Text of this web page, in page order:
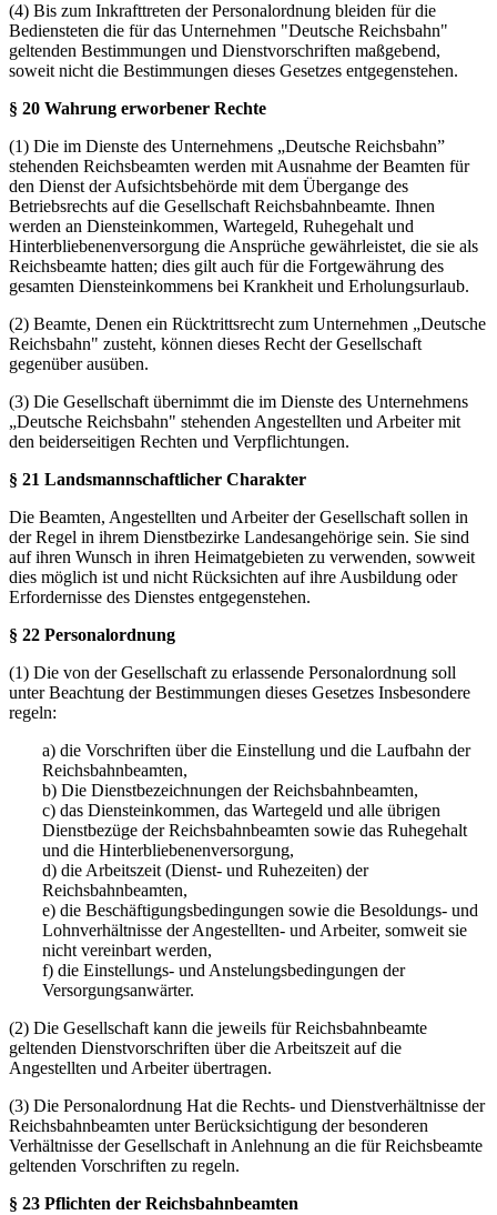
(4) Bis zum Inkrafttreten der Personalordnung bleiden für die
Bediensteten die für das Unternehmen "Deutsche Reichsbahn"
geltenden Bestimmungen und Dienstvorschriften maßgebend,
soweit nicht die Bestimmungen dieses Gesetzes entgegenstehen.
§ 20 Wahrung erworbener Rechte
(1) Die im Dienste des Unternehmens „Deutsche Reichsbahn”
stehenden Reichsbeamten werden mit Ausnahme der Beamten für
den Dienst der Aufsichtsbehörde mit dem Übergange des
Betriebsrechts auf die Gesellschaft Reichsbahnbeamte. Ihnen
werden an Diensteinkommen, Wartegeld, Ruhegehalt und
Hinterbliebenenversorgung die Ansprüche gewährleistet, die sie als
Reichsbeamte hatten; dies gilt auch für die Fortgewährung des
gesamten Diensteinkommens bei Krankheit und Erholungsurlaub.
(2) Beamte, Denen ein Rücktrittsrecht zum Unternehmen „Deutsche
Reichsbahn" zusteht, können dieses Recht der Gesellschaft
gegenüber ausüben.
(3) Die Gesellschaft übernimmt die im Dienste des Unternehmens
„Deutsche Reichsbahn" stehenden Angestellten und Arbeiter mit
den beiderseitigen Rechten und Verpflichtungen.
§ 21 Landsmannschaftlicher Charakter
Die Beamten, Angestellten und Arbeiter der Gesellschaft sollen in
der Regel in ihrem Dienstbezirke Landesangehörige sein. Sie sind
auf ihren Wunsch in ihren Heimatgebieten zu verwenden, sowweit
dies möglich ist und nicht Rücksichten auf ihre Ausbildung oder
Erfordernisse des Dienstes entgegenstehen.
§ 22 Personalordnung
(1) Die von der Gesellschaft zu erlassende Personalordnung soll
unter Beachtung der Bestimmungen dieses Gesetzes Insbesondere
regeln:
a) die Vorschriften über die Einstellung und die Laufbahn der
Reichsbahnbeamten,
b) Die Dienstbezeichnungen der Reichsbahnbeamten,
c) das Diensteinkommen, das Wartegeld und alle übrigen
Dienstbezüge der Reichsbahnbeamten sowie das Ruhegehalt
und die Hinterbliebenenversorgung,
d) die Arbeitszeit (Dienst- und Ruhezeiten) der
Reichsbahnbeamten,
e) die Beschäftigungsbedingungen sowie die Besoldungs- und
Lohnverhältnisse der Angestellten- und Arbeiter, somweit sie
nicht vereinbart werden,
f) die Einstellungs- und Anstelungsbedingungen der
Versorgungsanwärter.
(2) Die Gesellschaft kann die jeweils für Reichsbahnbeamte
geltenden Dienstvorschriften über die Arbeitszeit auf die
Angestellten und Arbeiter übertragen.
(3) Die Personalordnung Hat die Rechts- und Dienstverhältnisse der
Reichsbahnbeamten unter Berücksichtigung der besonderen
Verhältnisse der Gesellschaft in Anlehnung an die für Reichsbeamte
geltenden Vorschriften zu regeln.
§ 23 Pflichten der Reichsbahnbeamten